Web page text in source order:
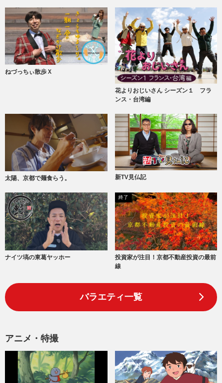
ねづっちぃ散歩Ｘ
花よりおじいさん シーズン１ フラ
ンス・台湾編
太陽、京都で麺食らう。 新TV見仏記
ナイツ塙の東葛ヤッホー
終了
投資家が注目！京都不動産投資の最前
線
バラエティ一覧
アニメ・特撮